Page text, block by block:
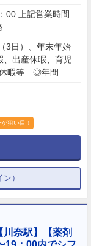
時間
3日）、年末年始
出産休暇、育児
暇等 ◎年間休
狙い目！
）
奈駅】【薬剤